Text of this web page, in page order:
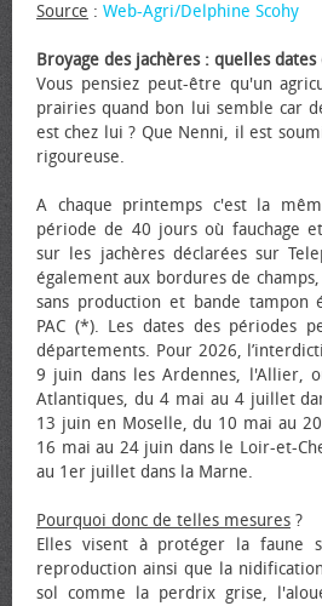
Source : Web-Agri/Delphine Scohy
Broyage des jachères : quelles
Vous pensiez peut-être qu'un
prairies quand bon lui semble car
est chez lui ? Que Nenni, il est
rigoureuse.
A chaque printemps c'est la
période de 40 jours où fauchage
sur les jachères déclarées sur
également aux bordures de
sans production et bande tampon
PAC (*). Les dates des périodes
départements. Pour 2026,
9 juin dans les Ardennes, l'Allier,
Atlantiques, du 4 mai au 4 juillet
13 juin en Moselle, du 10 mai au
16 mai au 24 juin dans le Loir-et-
au 1er juillet dans la Marne.
Pourquoi donc de telles mesures ?
Elles visent à protéger la faune
reproduction ainsi que la
sol comme la perdrix grise,